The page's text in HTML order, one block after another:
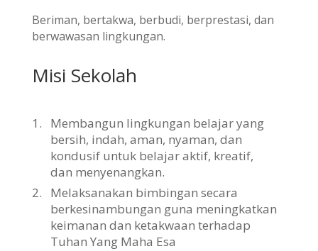
Beriman, bertakwa, berbudi, berprestasi, dan
berwawasan lingkungan.
Misi Sekolah
1.
Membangun lingkungan belajar yang
bersih, indah, aman, nyaman, dan
kondusif untuk belajar aktif, kreatif,
dan menyenangkan.
2.
Melaksanakan bimbingan secara
berkesinambungan guna meningkatkan
keimanan dan ketakwaan terhadap
Tuhan Yang Maha Esa